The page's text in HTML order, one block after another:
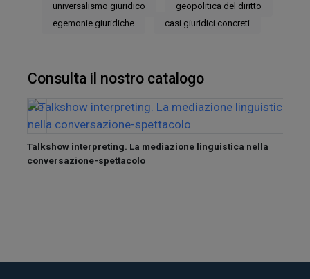
universalismo giuridico
geopolitica del diritto
egemonie giuridiche
casi giuridici concreti
Consulta il nostro catalogo
Talkshow interpreting. La mediazione linguistica nella
conversazione-spettacolo